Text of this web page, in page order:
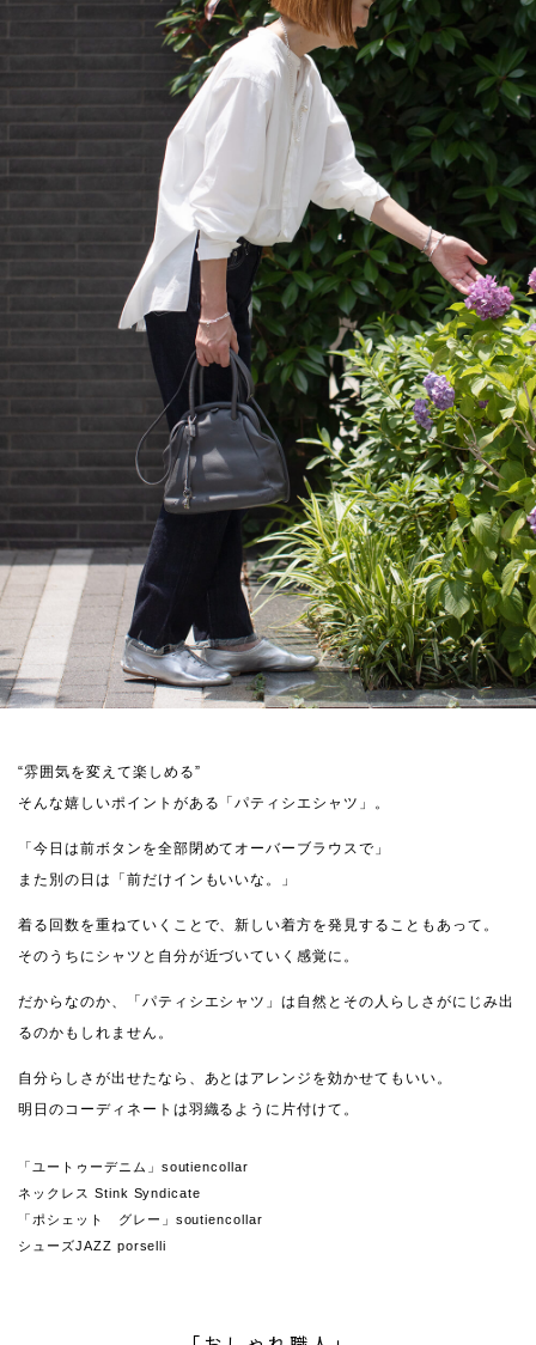
“雰囲気を変えて楽しめる”
そんな嬉しいポイントがある「パティシエシャツ」。
「今日は前ボタンを全部閉めてオーバーブラウスで」
また別の日は「前だけインもいいな。」
着る回数を重ねていくことで、新しい着方を発見することもあって。
そのうちにシャツと自分が近づいていく感覚に。
だからなのか、「パティシエシャツ」は自然とその人らしさがにじみ出
るのかもしれません。
自分らしさが出せたなら、あとはアレンジを効かせてもいい。
明日のコーディネートは羽織るように片付けて。
「ユートゥーデニム」soutiencollar
ネックレス Stink Syndicate
「ポシェット グレー」soutiencollar
シューズJAZZ porselli